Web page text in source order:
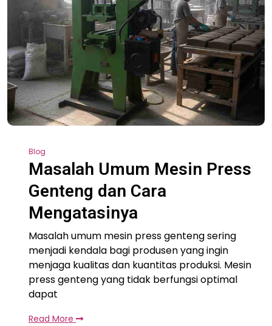
Blog
Masalah Umum Mesin Press
Genteng dan Cara
Mengatasinya
Masalah umum mesin press genteng sering
menjadi kendala bagi produsen yang ingin
menjaga kualitas dan kuantitas produksi. Mesin
press genteng yang tidak berfungsi optimal
dapat
Read More